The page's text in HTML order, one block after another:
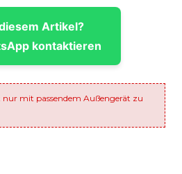
Artikel?
kontaktieren
nur mit passendem Außengerät zu